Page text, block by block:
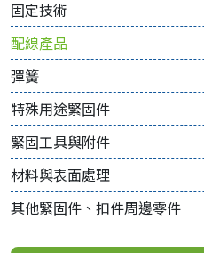
固定技術
配線產品
彈簧
特殊用途緊固件
緊固工具與附件
材料與表面處理
其他緊固件、扣件周邊零件